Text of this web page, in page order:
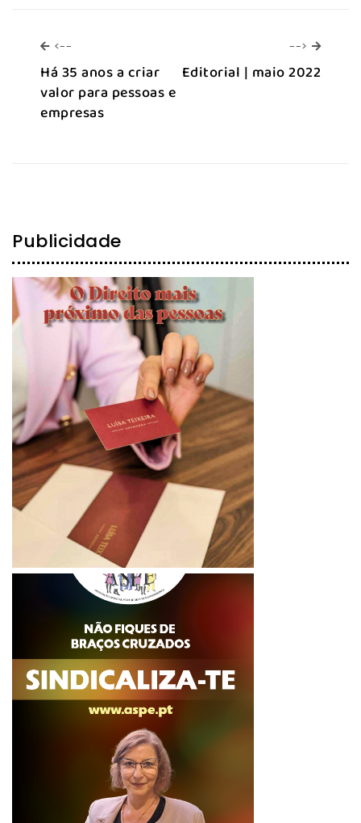
<--
Há 35 anos a criar
valor para pessoas e
empresas
--> -->
Editorial | maio 2022
Publicidade